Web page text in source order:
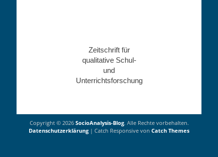
Zeitschrift für
qualitative Schul-
und
Unterrichtsforschung
Copyright © 2026 SocioAnalysis-Blog. Alle Rechte vorbehalten.
Datenschutzerklärung | Catch Responsive von Catch Themes